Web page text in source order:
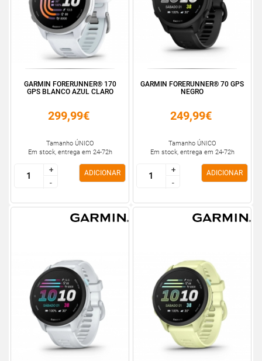
GARMIN FORERUNNER® 170
GPS BLANCO AZUL CLARO
299,99€
Tamanho ÚNICO
Em stock, entrega em 24-72h
+
-
+
-
ADICIONAR
GARMIN FORERUNNER® 70 GPS
NEGRO
249,99€
Tamanho ÚNICO
Em stock, entrega em 24-72h
+
-
+
-
ADICIONAR